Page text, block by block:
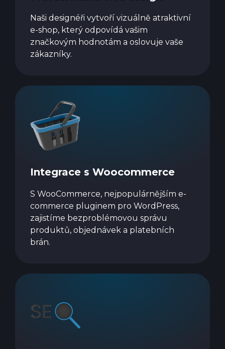
Naši designéři vytvoří vizuálně atraktivní
e-shop, který odpovídá vašim
značkovým hodnotám a oslovuje vaše
zákazníky.
Integrace s Woocommerce
S WooCommerce, nejpopulárnějším e-
commerce pluginem pro WordPress,
zajistíme bezproblémovou správu
produktů, objednávek a platebních
brán.